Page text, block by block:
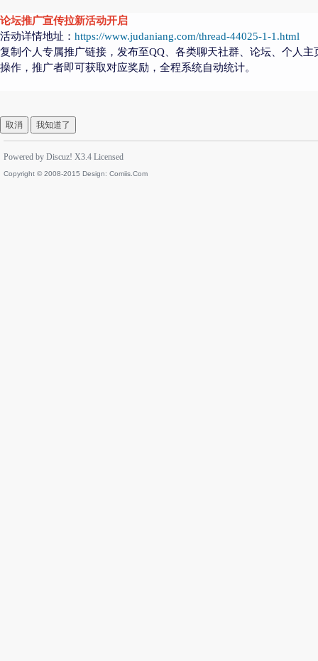
论坛推广宣传拉新活动开启
活动详情地址： https://www.judaniang.com/thread-44025-1-1.html
复制个人专属推广链接，发布至QQ、各类聊天社群、论坛、个人
操作，推广者即可获取对应奖励，全程系统自动统计。
取消 我知道了
Powered by Discuz! X3.4 Licensed
Copyright © 2008-2015 Design: Comiis.Com